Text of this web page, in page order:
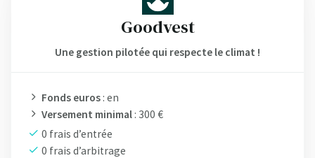
Goodvest
Une gestion pilotée qui respecte le climat !
Fonds euros : en
Versement minimal : 300 €
0 frais d’entrée
0 frais d’arbitrage